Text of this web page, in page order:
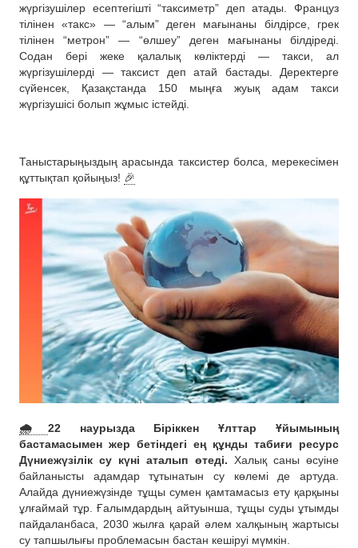
жүргізушілер есептегішті “таксиметр” деп атады. Француз
тілінен «такс» — “алым” деген мағынаны білдірсе, грек
тілінен “метрон” — “өлшеу” деген мағынаны білдіреді.
Содан бері жеке қалалық көліктерді — такси, ал
жүргізушілерді — таксист деп атай бастады. Деректерге
сүйенсек, Қазақстанда 150 мыңға жуық адам такси
жүргізушісі болып жұмыс істейді.
Таныстарыңыздың арасында таксистер болса, мерекесімен
құттықтап қойыңыз! 🎉
🌧 22 наурызда Біріккен Ұлттар Ұйымының
бастамасымен жер бетіндегі ең құнды табиғи ресурс
Дүниежүзілік су күні аталып өтеді. Халық саны өсуіне
байланысты адамдар тұтынатын су көлемі де артуда.
Алайда дүниежүзінде тұщы сумен қамтамасыз ету қарқыны
ұлғаймай тұр. Ғалымдардың айтуынша, тұщы суды ұтымды
пайдаланбаса, 2030 жылға қарай әлем халқының жартысы
су тапшылығы проблемасын бастан кешіруі мүмкін.